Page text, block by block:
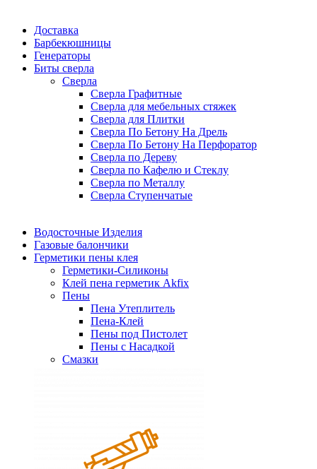
Доставка
Барбекюшницы
Генераторы
Биты сверла
Сверла
Сверла Графитные
Сверла для мебельных стяжек
Сверла для Плитки
Сверла По Бетону На Дрель
Сверла По Бетону На Перфоратор
Сверла по Дереву
Сверла по Кафелю и Стеклу
Сверла по Металлу
Сверла Ступенчатые
Водосточные Изделия
Газовые балончики
Герметики пены клея
Герметики-Силиконы
Клей пена герметик Akfix
Пены
Пена Утеплитель
Пена-Клей
Пены под Пистолет
Пены с Насадкой
Смазки